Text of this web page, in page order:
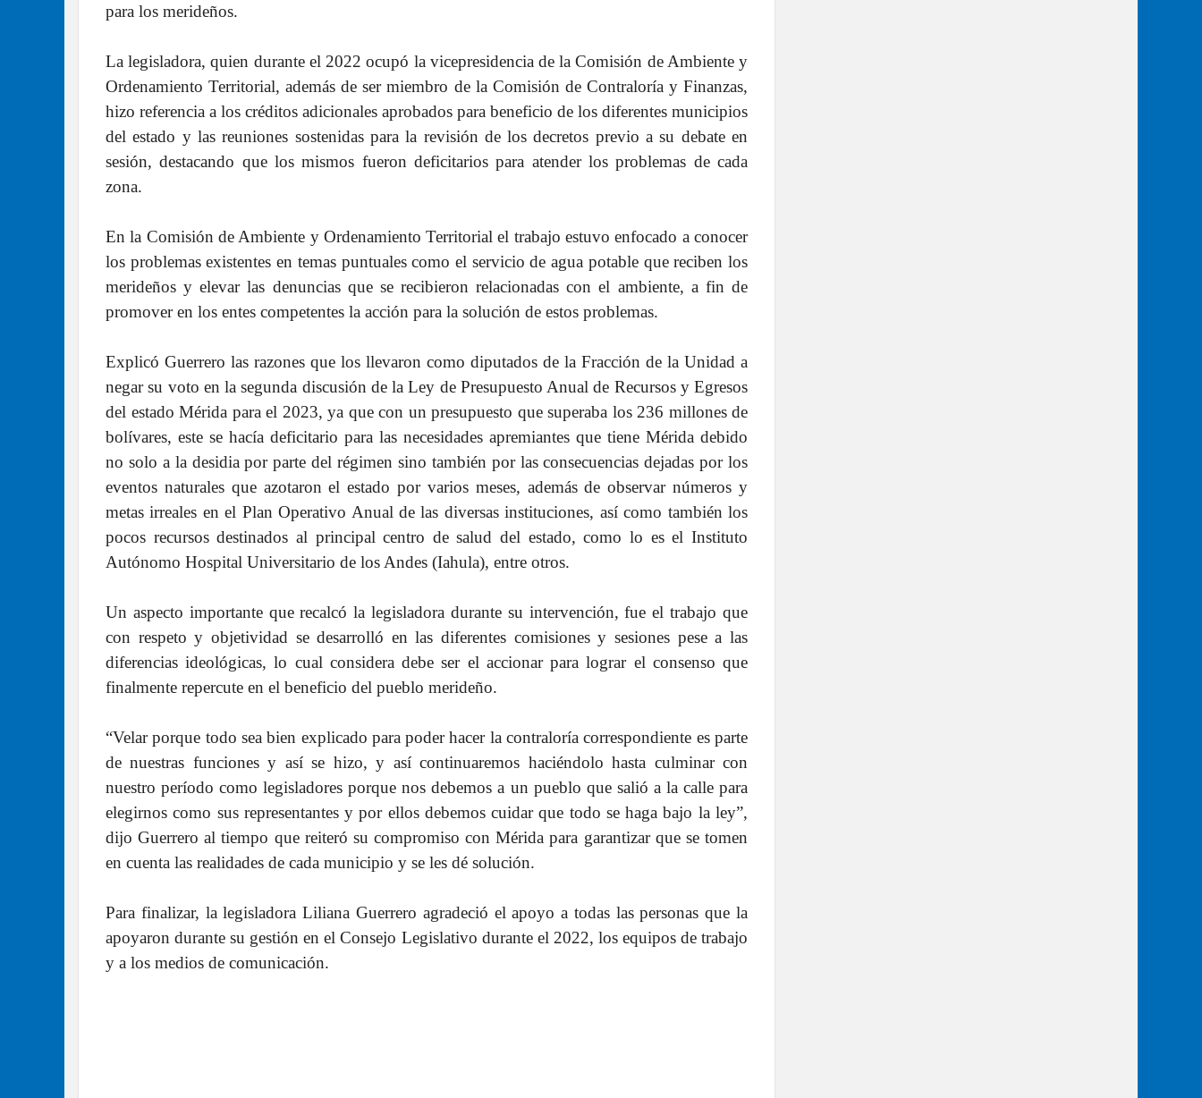
para los merideños.
La legisladora, quien durante el 2022 ocupó la vicepresidencia de la Comisión de Ambiente y
Ordenamiento Territorial, además de ser miembro de la Comisión de Contraloría y Finanzas,
hizo referencia a los créditos adicionales aprobados para beneficio de los diferentes municipios
del estado y las reuniones sostenidas para la revisión de los decretos previo a su debate en
sesión, destacando que los mismos fueron deficitarios para atender los problemas de cada
zona.
En la Comisión de Ambiente y Ordenamiento Territorial el trabajo estuvo enfocado a conocer
los problemas existentes en temas puntuales como el servicio de agua potable que reciben los
merideños y elevar las denuncias que se recibieron relacionadas con el ambiente, a fin de
promover en los entes competentes la acción para la solución de estos problemas.
Explicó Guerrero las razones que los llevaron como diputados de la Fracción de la Unidad a
negar su voto en la segunda discusión de la Ley de Presupuesto Anual de Recursos y Egresos
del estado Mérida para el 2023, ya que con un presupuesto que superaba los 236 millones de
bolívares, este se hacía deficitario para las necesidades apremiantes que tiene Mérida debido
no solo a la desidia por parte del régimen sino también por las consecuencias dejadas por los
eventos naturales que azotaron el estado por varios meses, además de observar números y
metas irreales en el Plan Operativo Anual de las diversas instituciones, así como también los
pocos recursos destinados al principal centro de salud del estado, como lo es el Instituto
Autónomo Hospital Universitario de los Andes (Iahula), entre otros.
Un aspecto importante que recalcó la legisladora durante su intervención, fue el trabajo que
con respeto y objetividad se desarrolló en las diferentes comisiones y sesiones pese a las
diferencias ideológicas, lo cual considera debe ser el accionar para lograr el consenso que
finalmente repercute en el beneficio del pueblo merideño.
“Velar porque todo sea bien explicado para poder hacer la contraloría correspondiente es parte
de nuestras funciones y así se hizo, y así continuaremos haciéndolo hasta culminar con
nuestro período como legisladores porque nos debemos a un pueblo que salió a la calle para
elegirnos como sus representantes y por ellos debemos cuidar que todo se haga bajo la ley”,
dijo Guerrero al tiempo que reiteró su compromiso con Mérida para garantizar que se tomen
en cuenta las realidades de cada municipio y se les dé solución.
Para finalizar, la legisladora Liliana Guerrero agradeció el apoyo a todas las personas que la
apoyaron durante su gestión en el Consejo Legislativo durante el 2022, los equipos de trabajo
y a los medios de comunicación.